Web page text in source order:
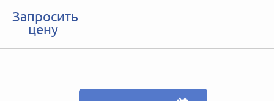
Запросить
цену